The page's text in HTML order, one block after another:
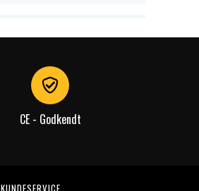
CE - Godkendt
KUNDESERVICE